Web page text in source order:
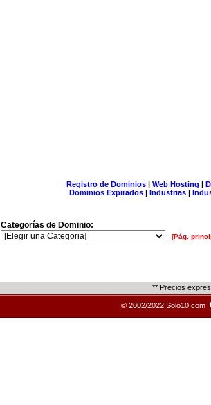
Registro de Dominios| Web Hosting |
Dominios Expirados | Industrias |
Categorías de Dominio:
[Pág.
** Precios
© 2002/2022 Solo10.com